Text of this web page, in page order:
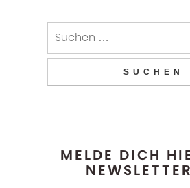
MELDE DICH